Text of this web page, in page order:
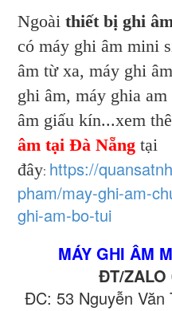
Ngoàithiết bị ghi
có máy ghi âm mini
âm từ xa, máy ghi
ghi âm, máy ghia
âm giấu kín...xem
âm tại Đà Nẵng tại
đây: https://
pham/may-ghi-am-
ghi-am-bo-tui
MÁY GHI ÂM
ĐT/ZALO
ĐC: 53 Nguyễn Văn